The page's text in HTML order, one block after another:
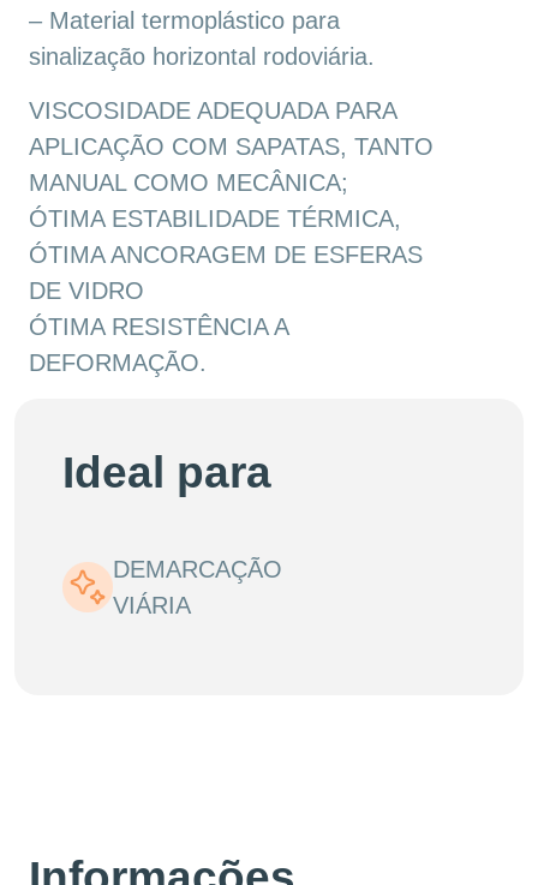
– Material termoplástico para
sinalização horizontal rodoviária.
VISCOSIDADE ADEQUADA PARA
APLICAÇÃO COM SAPATAS, TANTO
MANUAL COMO MECÂNICA;
ÓTIMA ESTABILIDADE TÉRMICA,
ÓTIMA ANCORAGEM DE ESFERAS
DE VIDRO
ÓTIMA RESISTÊNCIA A
DEFORMAÇÃO.
Ideal para
DEMARCAÇÃO
VIÁRIA